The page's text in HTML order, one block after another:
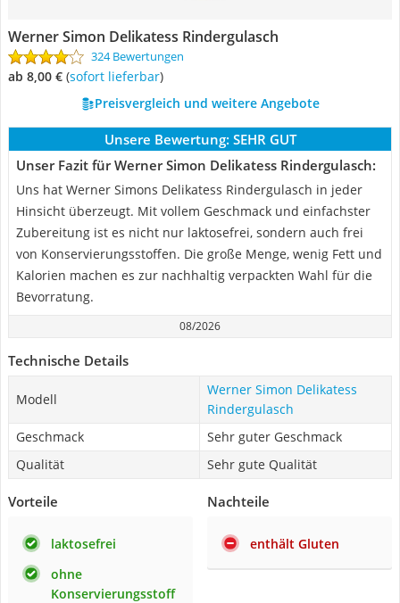
Werner Simon Delikatess Rindergulasch
324 Bewertungen
ab 8,00 € ( Sofort lieferbar)
Preisvergleich und weitere Angebote
Unsere Bewertung: SEHR GUT
Unser Fazit für Werner Simon Delikatess Rindergulasch:
Uns hat Werner Simons Delikatess Rindergulasch in jeder
Hinsicht überzeugt. Mit vollem Geschmack und einfachster
Zubereitung ist es nicht nur laktosefrei, sondern auch frei
von Konservierungsstoffen. Die große Menge, wenig Fett und
Kalorien machen es zur nachhaltig verpackten Wahl für die
Bevorratung.
08/2026
Technische Details
Modell
Werner Simon Delikatess
Rindergulasch
Geschmack
Sehr guter Geschmack
Qualität
Sehr gute Qualität
Vorteile
laktosefrei
ohne
Konservierungsstoff
Nachteile
enthält Gluten